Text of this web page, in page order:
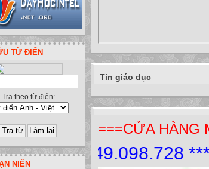
TỪ ĐIỂN
Tra theo từ điển:
NIÊN
Tin giáo dục
===CỬA HÀNG
***